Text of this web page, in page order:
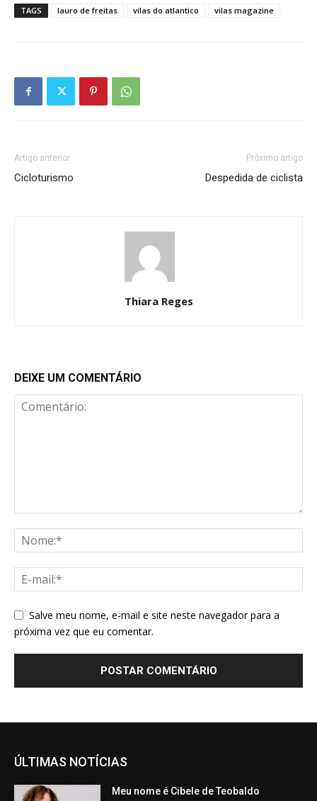
TAGS lauro de freitas vilas do atlantico vilas magazine
Artigo anterior
Cicloturismo
Próximo artigo
Despedida de ciclista
Thiara Reges
DEIXE UM COMENTÁRIO
Salve meu nome, e-mail e site neste navegador para a
próxima vez que eu comentar.
ÚLTIMAS NOTÍCIAS
Meu nome é Cibele de Teobaldo